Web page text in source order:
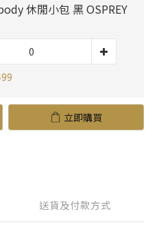
休閒小包 黑 OSPREY
立即購買
送貨及付款方式